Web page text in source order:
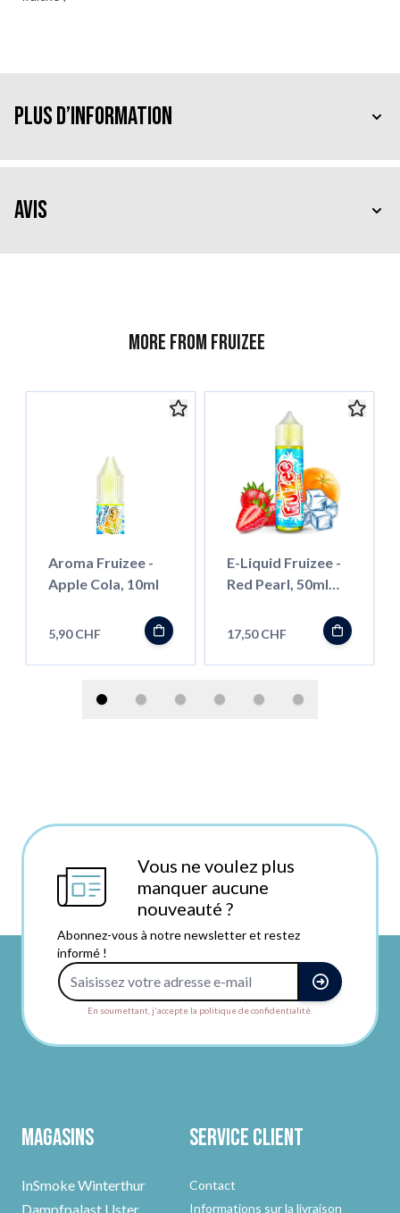
Plus d’information
Avis
More from Fruizee
Aroma Fruizee -
Apple Cola, 10ml
5,90 CHF
E-Liquid Fruizee -
Red Pearl, 50ml
17,50 CHF
Vous ne voulez plus
manquer aucune
nouveauté ?
Abonnez-vous à notre newsletter et restez
informé !
En soumettant, j'accepte la politique de confidentialité.
Magasins
InSmoke Winterthur
Dampfpalast Uster
Service client
Contact
Informations sur la livraison